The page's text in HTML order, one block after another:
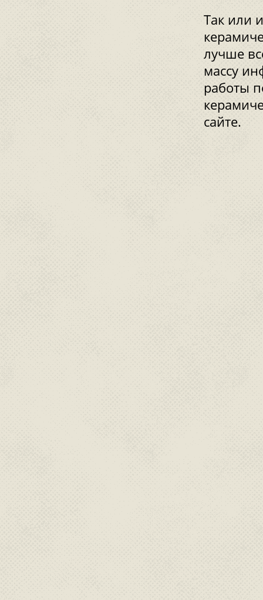
Так или
лучше
массу
работы
сайте.